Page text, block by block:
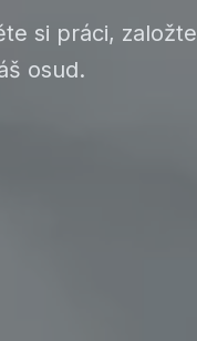
si práci, založte
osud.